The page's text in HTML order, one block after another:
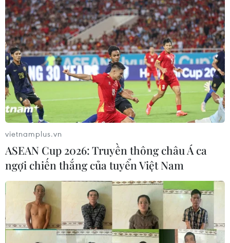
vietnamplus.vn
ASEAN Cup 2026: Truyền thông châu Á ca
ngợi chiến thắng của tuyển Việt Nam